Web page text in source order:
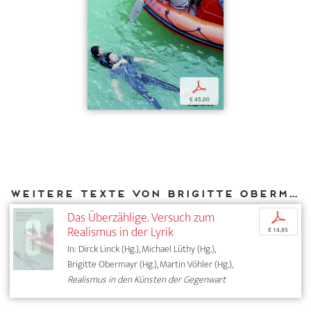
p
€ 45,00
Weitere Texte von Brigitte Obermayr bei DIAPHANES
Das Überzählige. Versuch zum
Realismus in der Lyrik
In: Dirck Linck (Hg.), Michael Lüthy (Hg.),
Brigitte Obermayr (Hg.), Martin Vöhler (Hg.),
Realismus in den Künsten der Gegenwart
p
€ 14,95